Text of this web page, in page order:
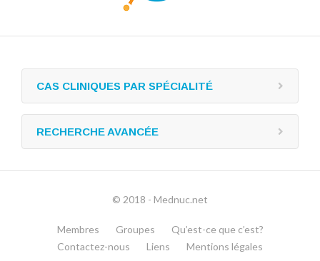
CAS CLINIQUES PAR SPÉCIALITÉ
RECHERCHE AVANCÉE
© 2018 - Mednuc.net
Membres Groupes
Qu’est-ce que c’est?
Contactez-nous
Liens Mentions légales